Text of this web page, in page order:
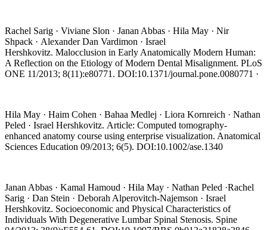
Rachel Sarig · Viviane Slon · Janan Abbas · Hila May · Nir
Shpack · Alexander Dan Vardimon · Israel
Hershkovitz. Malocclusion in Early Anatomically Modern Human:
A Reflection on the Etiology of Modern Dental Misalignment. PLoS
ONE 11/2013; 8(11):e80771. DOI:10.1371/journal.pone.0080771 ·
Hila May · Haim Cohen · Bahaa Medlej · Liora Kornreich · Nathan
Peled · Israel Hershkovitz. Article: Computed tomography-
enhanced anatomy course using enterprise visualization. Anatomical
Sciences Education 09/2013; 6(5). DOI:10.1002/ase.1340
Janan Abbas · Kamal Hamoud · Hila May · Nathan Peled ·Rachel
Sarig · Dan Stein · Deborah Alperovitch-Najemson · Israel
Hershkovitz. Socioeconomic and Physical Characteristics of
Individuals With Degenerative Lumbar Spinal Stenosis. Spine